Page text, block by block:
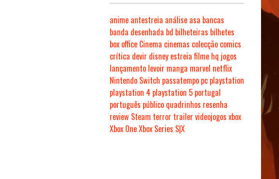
anime antestreia análise asa bancas
banda desenhada bd bilheteiras bilhetes
box office Cinema cinemas colecção comics
crítica devir disney estreiafilme hq jogos
lançamento levoir manga marvel netflix
Nintendo Switch passatempo pc playstation
playstation 4 playstation 5 portugal
português público quadrinhos resenha
review Steam terror trailer videojogos xbox
Xbox OneXbox Series S|X